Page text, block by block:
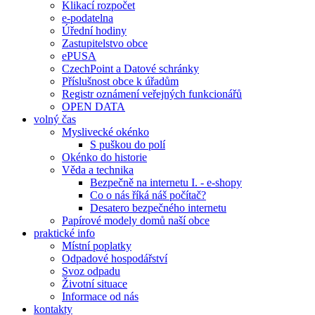
Klikací rozpočet
e-podatelna
Úřední hodiny
Zastupitelstvo obce
ePUSA
CzechPoint a Datové schránky
Příslušnost obce k úřadům
Registr oznámení veřejných funkcionářů
OPEN DATA
volný čas
Myslivecké okénko
S puškou do polí
Okénko do historie
Věda a technika
Bezpečně na internetu I. - e-shopy
Co o nás říká náš počítač?
Desatero bezpečného internetu
Papírové modely domů naší obce
praktické info
Místní poplatky
Odpadové hospodářství
Svoz odpadu
Životní situace
Informace od nás
kontakty